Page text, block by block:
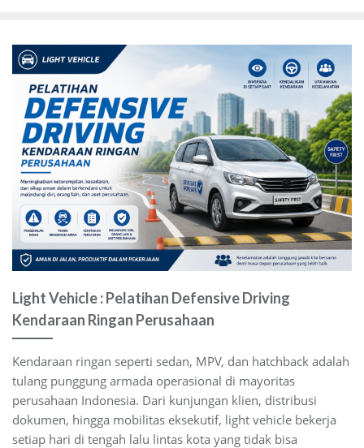
Light Vehicle : Pelatihan Defensive Driving
Kendaraan Ringan Perusahaan
Kendaraan ringan seperti sedan, MPV, dan hatchback adalah
tulang punggung armada operasional di mayoritas
perusahaan Indonesia. Dari kunjungan klien, distribusi
dokumen, hingga mobilitas eksekutif, light vehicle bekerja
setiap hari di tengah lalu lintas kota yang tidak bisa